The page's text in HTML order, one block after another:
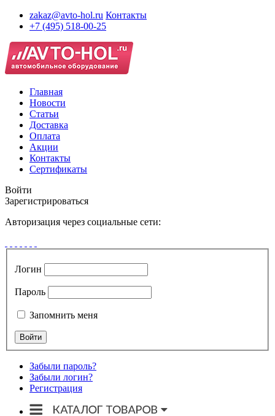
zakaz@avto-hol.ru Контакты
+7 (495) 518-00-25
Главная
Новости
Статьи
Доставка
Оплата
Акции
Контакты
Сертификаты
Войти
Зарегистрироваться
Авторизация через социальные сети:
Логин
Пароль
Запомнить меня
Забыли пароль?
Забыли логин?
Регистрация